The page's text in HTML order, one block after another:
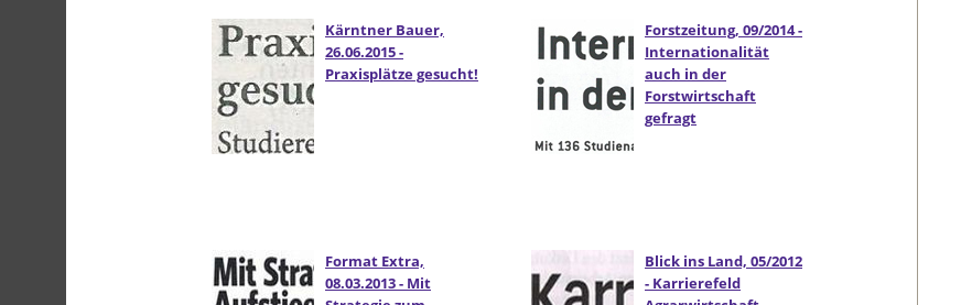
Kärntner Bauer,
26.06.2015 -
Praxisplätze gesucht!
Forstzeitung, 09/2014 -
Internationalität
auch in der
Forstwirtschaft
gefragt
Format Extra,
08.03.2013 - Mit
Blick ins Land, 05/2012
- Karrierefeld